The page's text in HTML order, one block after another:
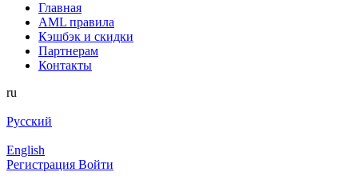
Главная
AML правила
Кэшбэк и cкидки
Партнерам
Контакты
ru
Русский
English
Регистрация Войти